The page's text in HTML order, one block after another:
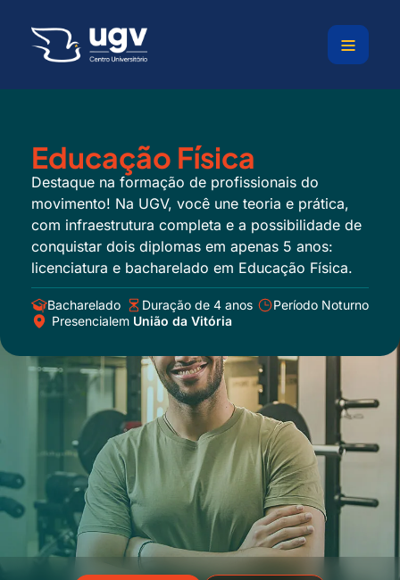
Educação Física
Destaque na formação de profissionais do
movimento! Na UGV, você une teoria e prática,
com infraestrutura completa e a possibilidade de
conquistar dois diplomas em apenas 5 anos:
licenciatura e bacharelado em Educação Física.
Bacharelado Duração de 4 anos
Período Noturno
Presencialem União da Vitória